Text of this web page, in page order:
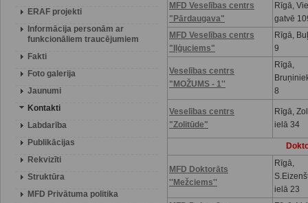
ERAF projekti
Informācija personām ar
funkcionāliem traucējumiem
Fakti
Foto galerija
Jaunumi
Kontakti
Labdarība
Publikācijas
Rekvizīti
Struktūra
MFD Privātuma politika
MFD Veselības centrs
"Pārdaugava"
Rīgā,
gatvē
MFD Veselības centrs
"Iļģuciems"
Rīgā,
9
Veselības centrs
"MOŽUMS - 1''
Rīgā,
8
Veselības centrs
"Zolitūde"
Rīgā,
ielā 34
MFD Doktorāts
''Mežciems''
Rīgā,
ielā 23